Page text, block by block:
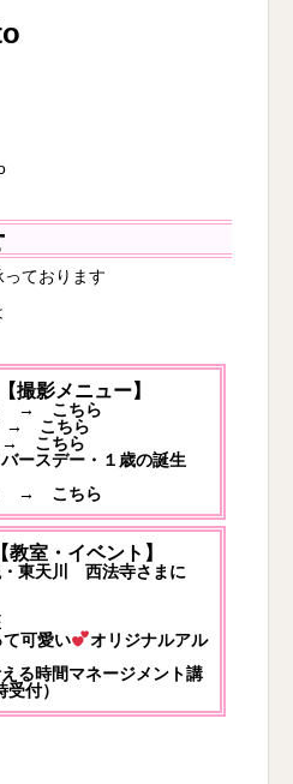
ております
【撮影メニュー】
ト → こちら
→ こちら
→ こちら
ースデー・１歳の誕生
り → こちら
【教室・イベント】
東天川 西法寺さまに
て可愛い
オリジナルアル
る時間マネージメント講
付）